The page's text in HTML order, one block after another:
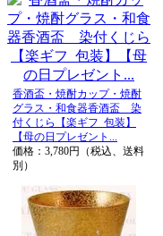
香酒盃・焼酎カップ・焼酎
グラス・和食器香酒盃 染
付くじら【楽ギフ_包装】
【母の日プレゼント...
価格：3,780円（税込、送料
別）